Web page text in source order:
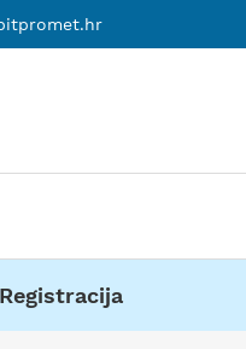
Registracija